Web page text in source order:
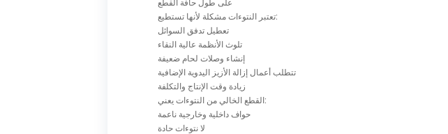
على طول حافة القطع
تعتبر النتوءات مشكلة لأنها تستطيع:
تعطيل تدفق السوائل
تلوث الأنظمة عالية النقاء
إنشاء وصلات لحام ضعيفة
تتطلب أعمال إزالة الأزيز اليدوية الإضافية
زيادة وقت الإنتاج والتكلفة
القطع الخالي من النتوءات يعني:
حواف داخلية وخارجية ناعمة
لا نتوءات حادة